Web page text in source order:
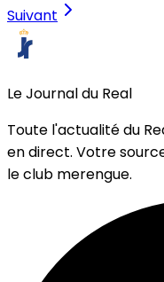
Suivant
Le Journal du Real
Toute l'actualité du
en direct. Votre
le club merengue.